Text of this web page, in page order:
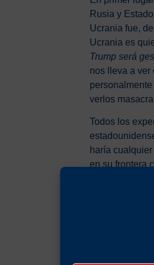
Rusia y
Ucrania fue,
Ucrania es
Trump será
nos lleva a ver
verlos
Todos los
haría
en su frontera
sistema